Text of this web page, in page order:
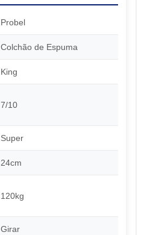
Probel
Colchão de Espuma
King
7/10
Super
24cm
120kg
Girar